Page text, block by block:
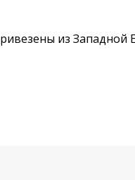
из